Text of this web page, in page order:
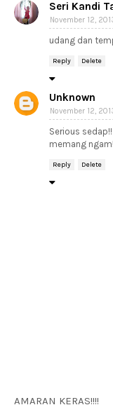
Seri Kandi
November 12,
udang dan
Reply Delete
Unknown
November 12,
Serious
memang
Reply Delete
AMARAN KERAS!!!!